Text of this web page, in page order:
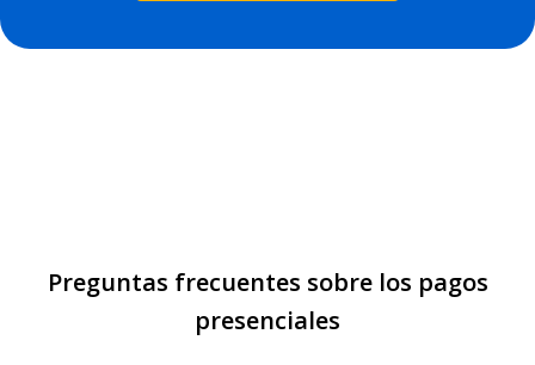
Preguntas frecuentes sobre los pagos
presenciales